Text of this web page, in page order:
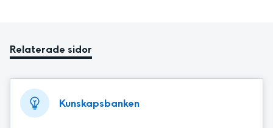
Relaterade sidor
Kunskapsbanken